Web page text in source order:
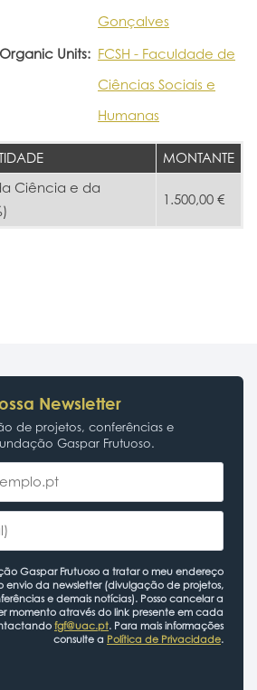
Gonçalves
Organic Units: FCSH - Faculdade de
Ciências Sociais e
Humanas
MONTANTE
Ciência e da
1.500,00 €
Newsletter
de projetos, conferências e
Gaspar Frutuoso.
Gaspar Frutuoso a tratar o meu endereço
envio da newsletter (divulgação de projetos,
e demais notícias). Posso cancelar a
momento através do link presente em cada
fgf@uac.pt. Para mais informações
consulte a Política de Privacidade.